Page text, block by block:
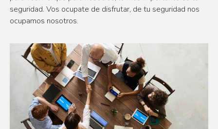
seguridad. Vos ocupate de disfrutar, de tu seguridad nos
ocupamos nosotros.